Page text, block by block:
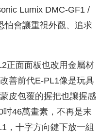
Lumix DMC-GF1 /
怕會讓重視外觀、追求
正面面板也改用金屬材
善前代E-PL1像是玩具
皮包覆的握把也讓握感
46萬畫素，不再是末
，十字方向鍵下放一組